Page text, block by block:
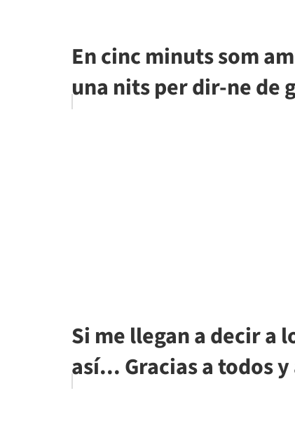
En cinc minuts som
una nits per dir-ne de
Si me llegan a decir a
así... Gracias a todos